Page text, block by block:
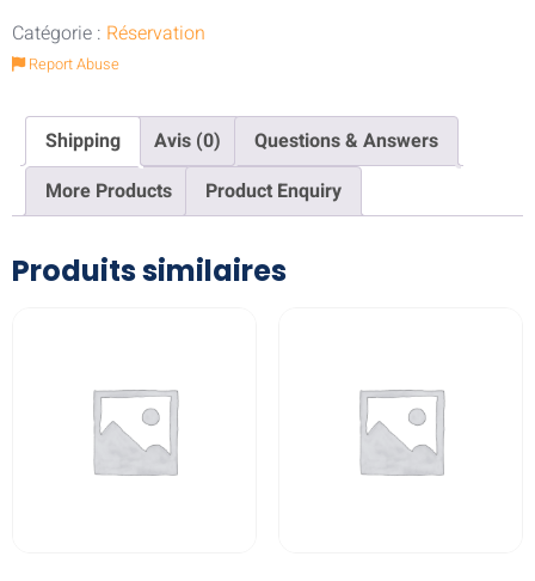
Catégorie : Réservation
Report Abuse
Shipping Avis (0)
Questions & Answers
More Products
Product Enquiry
Produits similaires